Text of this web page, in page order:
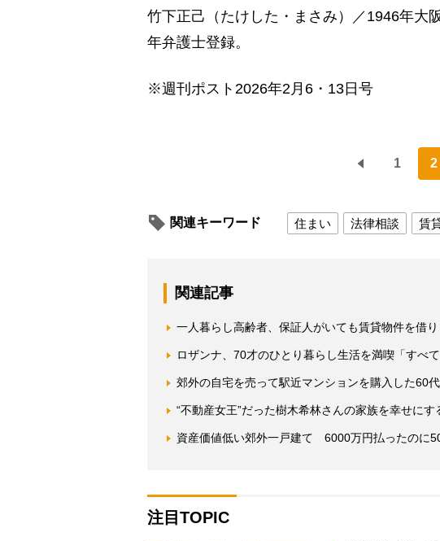
竹下正己（たけした・まさみ）／1946年大
年弁護士登録。
※週刊ポスト2026年2月6・13日号
1 2
関連キーワード 住まい 法律相談 賃
関連記事
一人暮らし高齢者、保証人がいても賃貸物件を借
ロザンナ、70才のひとり暮らし生活を満喫「すべ
郊外の自宅を売って駅近マンションを購入した60
“不動産女王”だった樹木希林さんの家族を幸せにす
資産価値低い郊外一戸建て 6000万円払ったのに
注目TOPIC